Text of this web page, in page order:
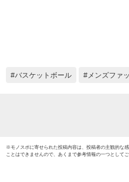
バスケットボール メンズファ
※モノスポに寄せられた投稿内容は、投稿者の主観的な
ことはできませんので、あくまで参考情報の一つとしてご